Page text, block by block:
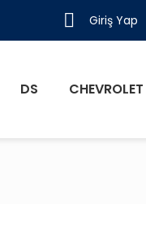
Giriş Yap
DS CHEVROLET